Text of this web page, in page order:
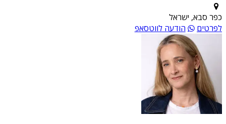
כפר סבא, ישראל
לפרטים
הודעה לווטסאפ